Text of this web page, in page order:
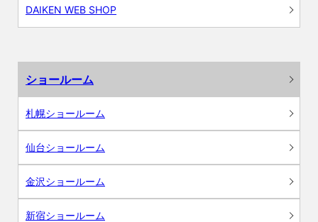
DAIKEN WEB SHOP
ショールーム
札幌ショールーム
仙台ショールーム
金沢ショールーム
新宿ショールーム